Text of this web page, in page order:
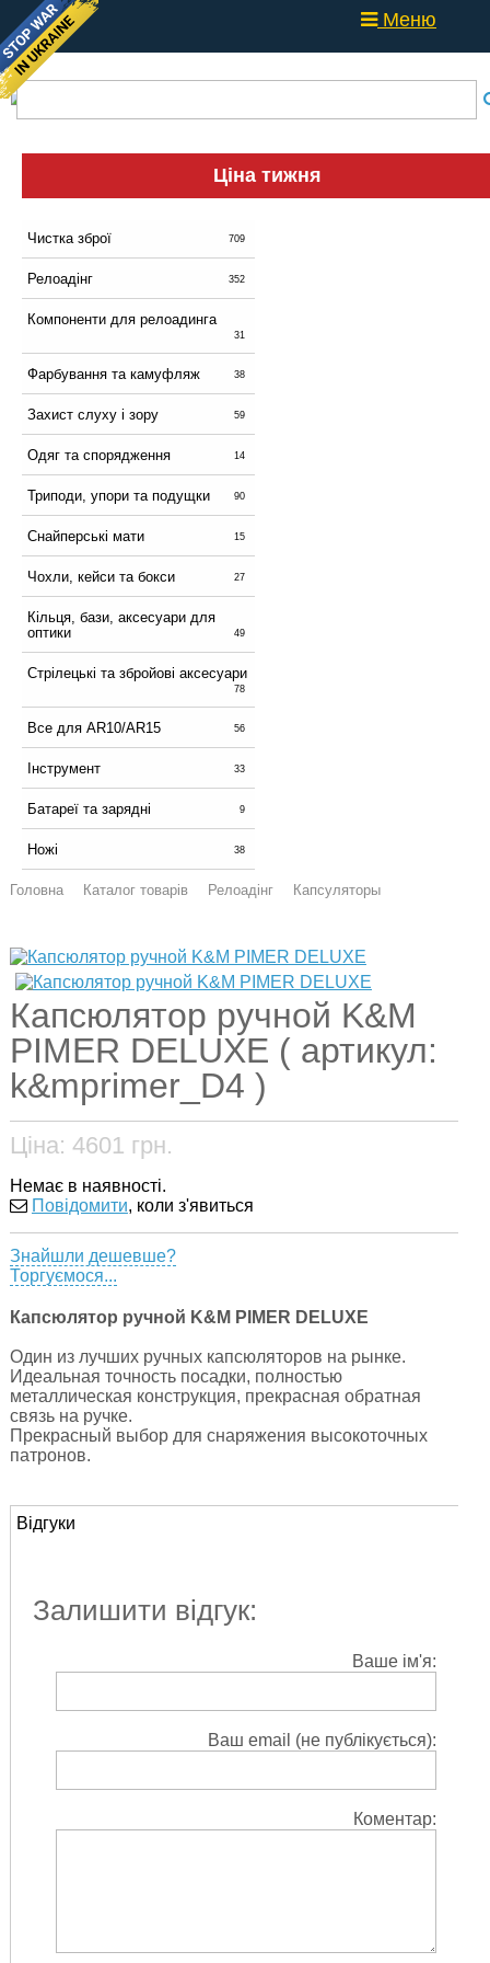
Меню
Ціна тижня
Чистка зброї 709
Релоадінг 352
Компоненти для релоадинга
31
Фарбування та камуфляж 38
Захист слуху і зору 59
Одяг та спорядження 14
Триподи, упори та подущки 90
Снайперські мати 15
Чохли, кейси та бокси 27
Кільця, бази, аксесуари для
оптики
49
Стрілецькі та збройові аксесуари
78
Все для AR10/AR15 56
Інструмент 33
Батареї та зарядні 9
Ножі 38
Головна Каталог товарів Релоадінг Капсуляторы
Капсюлятор ручной K&M
PIMER DELUXE ( артикул:
k&mprimer_D4 )
Ціна: 4601 грн.
Немає в наявності.
Повідомити, коли з'явиться
Знайшли дешевше?
Торгуємося...
Капсюлятор ручной K&M PIMER DELUXE
Один из лучших ручных капсюляторов на рынке.
Идеальная точность посадки, полностью
металлическая конструкция, прекрасная обратная
связь на ручке.
Прекрасный выбор для снаряжения высокоточных
патронов.
Відгуки
Залишити відгук:
Ваше ім'я:
Ваш email (не публікується):
Коментар: